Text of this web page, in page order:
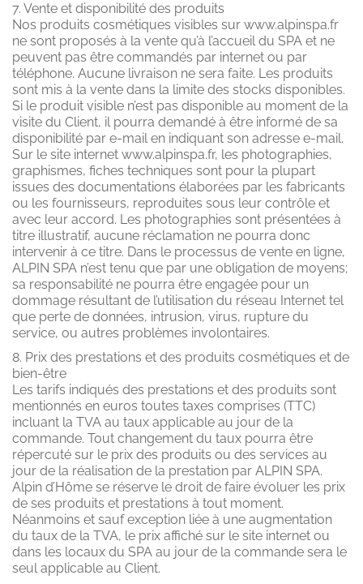
7. Vente et disponibilité des produits
Nos produits cosmétiques visibles sur www.alpinspa.fr
ne sont proposés à la vente qu’à l’accueil du SPA et ne
peuvent pas être commandés par internet ou par
téléphone. Aucune livraison ne sera faite. Les produits
sont mis à la vente dans la limite des stocks disponibles.
Si le produit visible n’est pas disponible au moment de la
visite du Client, il pourra demandé à être informé de sa
disponibilité par e-mail en indiquant son adresse e-mail.
Sur le site internet www.alpinspa.fr, les photographies,
graphismes, fiches techniques sont pour la plupart
issues des documentations élaborées par les fabricants
ou les fournisseurs, reproduites sous leur contrôle et
avec leur accord. Les photographies sont présentées à
titre illustratif, aucune réclamation ne pourra donc
intervenir à ce titre. Dans le processus de vente en ligne,
ALPIN SPA n’est tenu que par une obligation de moyens;
sa responsabilité ne pourra être engagée pour un
dommage résultant de l’utilisation du réseau Internet tel
que perte de données, intrusion, virus, rupture du
service, ou autres problèmes involontaires.
8. Prix des prestations et des produits cosmétiques et de
bien-être
Les tarifs indiqués des prestations et des produits sont
mentionnés en euros toutes taxes comprises (TTC)
incluant la TVA au taux applicable au jour de la
commande. Tout changement du taux pourra être
répercuté sur le prix des produits ou des services au
jour de la réalisation de la prestation par ALPIN SPA.
Alpin d’Hôme se réserve le droit de faire évoluer les prix
de ses produits et prestations à tout moment.
Néanmoins et sauf exception liée à une augmentation
du taux de la TVA, le prix affiché sur le site internet ou
dans les locaux du SPA au jour de la commande sera le
seul applicable au Client.